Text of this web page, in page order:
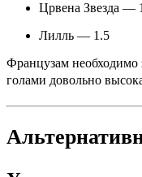
Црвена Звезда —
Лилль — 1.5
Французам необходимо
голами довольно